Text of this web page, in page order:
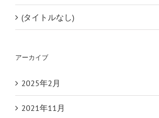
(タイトルなし)
アーカイブ
2025年2月
2021年11月